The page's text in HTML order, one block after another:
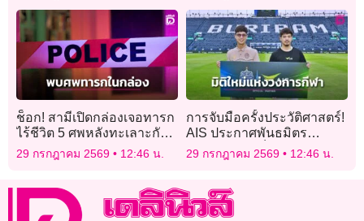
ช็อก! สามีเปิดกล่องเจอทารก
ไร้ชีวิต 5 ศพหลังทะเลาะกับ
ภรรยา
29 กรกฎาคม 2569 12:46 น.
การจับมือครั้งประวัติศาสตร์!
AIS ประกาศพันธมิตร
“บุรีรัมย์ ยูไนเต็ด”ร่วมพลิก
โฉมยกระดับอุตสาหกรรม
วงการกีฬา
29 กรกฎาคม 2569 12:46 น.